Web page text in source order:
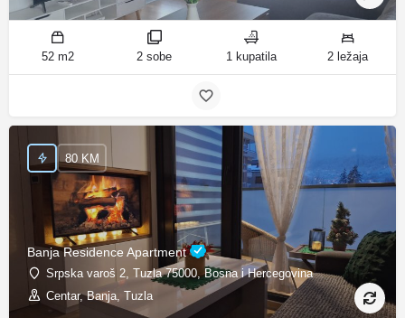
52 m2 2 sobe 1 kupatila 2 ležaja
Banja Residence Apartment
Srpska varoš 2, Tuzla 75000, Bosna i Hercegovina
Centar, Banja, Tuzla
80 KM